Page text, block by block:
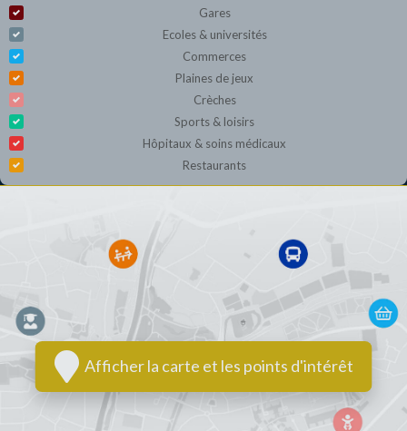
Gares
Ecoles & universités
Commerces
Plaines de jeux
Crèches
Sports & loisirs
Hôpitaux & soins médicaux
Restaurants
Afficher la carte et les points d'intérêt